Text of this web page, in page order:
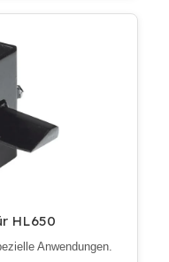
HL650
Anwendungen.